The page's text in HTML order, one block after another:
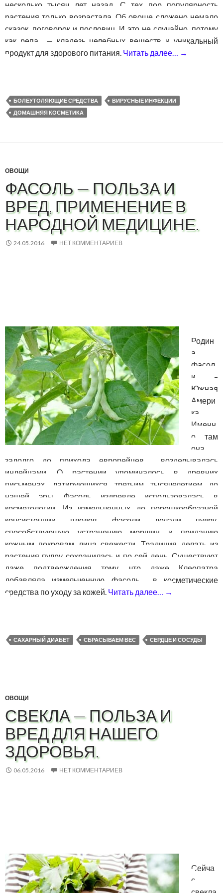
несколько тысяч лет назад. С тех пор популярность
растения только возрастала. Об овоще сложено немало
сказок, поговорок и пословиц. И это не случайно, потому
как репа — кладезь целебных веществ и уникальный
продукт для здорового питания. Читать далее… →
БОЛЕУТОЛЯЮЩИЕ СРЕДСТВА
ВИРУСНЫЕ ИНФЕКЦИИ
ДОМАШНЯЯ КОСМЕТИКА
ОВОЩИ
ФАСОЛЬ — ПОЛЬЗА И
ВРЕД, ПРИМЕНЕНИЕ В
НАРОДНОЙ МЕДИЦИНЕ.
24.05.2016 НЕТ КОММЕНТАРИЕВ
Родин
а
фасол
и –
Южная
Амери
ка.
Именн
о там
она
задолго до прихода европейцев возделывалась
индейцами. О растении упоминалось в древних
письменах, датирующихся третьим тысячелетием до
нашей эры. Фасоль издревле использовалась в
косметологии. Из измельченных до порошкообразной
консистенции плодов фасоли делали пудру,
способствующую устранению морщин и приданию
кожным покровам лица свежести. Традиция делать из
растения пудру сохранилась и по сей день. Существуют
даже подтверждения тому, что даже Клеопатра
добавляла измельченную фасоль в косметические
средства по уходу за кожей. Читать далее… →
САХАРНЫЙ ДИАБЕТ СБРАСЫВАЕМ ВЕС СЕРДЦЕ И СОСУДЫ
ОВОЩИ
СВЕКЛА — ПОЛЬЗА И
ВРЕД ДЛЯ НАШЕГО
ЗДОРОВЬЯ.
06.05.2016 НЕТ КОММЕНТАРИЕВ
Сейча
с